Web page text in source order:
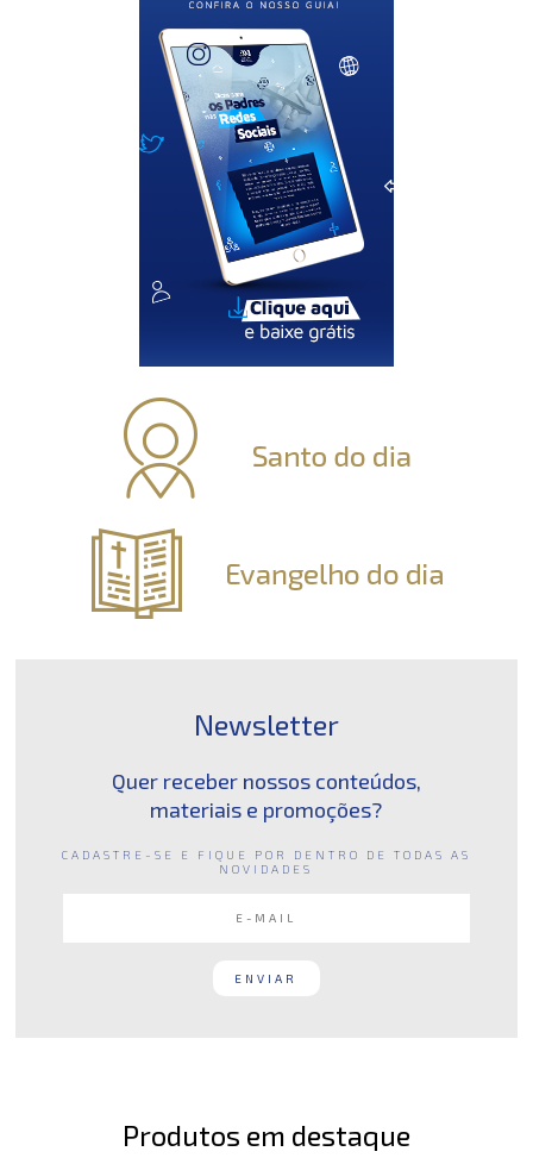
Newsletter
Quer receber nossos conteúdos,
materiais e promoções?
CADASTRE-SE E FIQUE POR DENTRO DE TODAS AS
NOVIDADES
Produtos em destaque